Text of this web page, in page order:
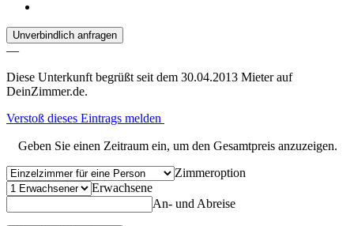
Unverbindlich anfragen
—
Diese Unterkunft begrüßt seit dem 30.04.2013 Mieter auf
DeinZimmer.de.
Verstoß dieses Eintrags melden
Geben Sie einen Zeitraum ein, um den Gesamtpreis anzuzeigen.
Zimmeroption
Erwachsene
An- und Abreise